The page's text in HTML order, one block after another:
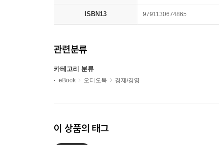
ISBN13 9791130674865
관련분류
카테고리 분류
eBook 오디오북 경제/경영
이 상품의 태그